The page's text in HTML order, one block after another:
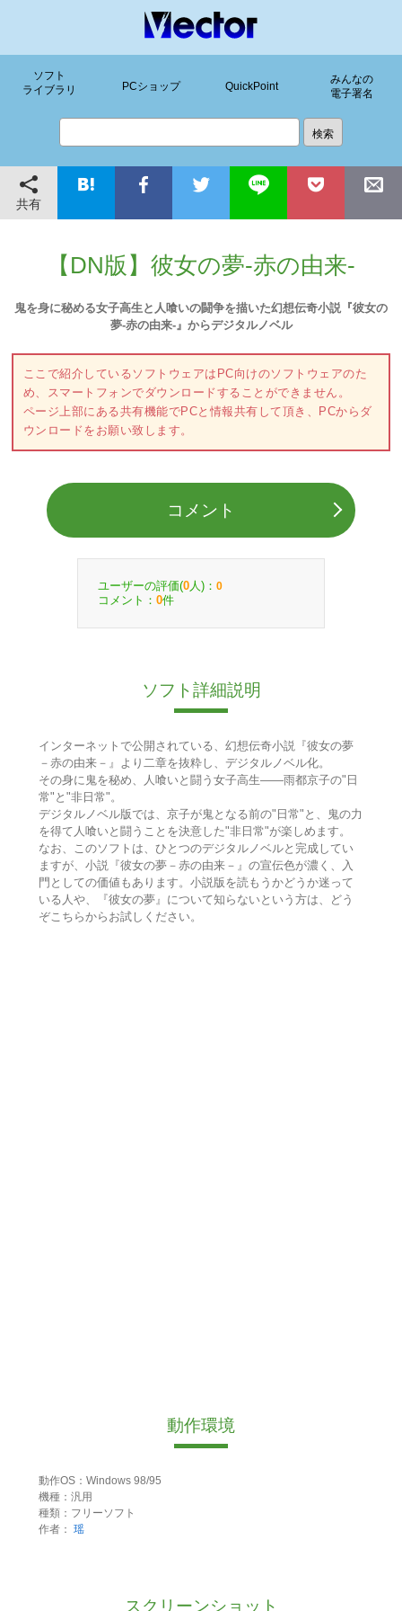
ソフト
ライブラリ
PCショップ QuickPoint
みんなの
電子署名
共有
【DN版】彼女の夢-赤の由来-
鬼を身に秘める女子高生と人喰いの闘争を描いた幻想伝奇小説『彼女の
夢-赤の由来-』からデジタルノベル
ここで紹介しているソフトウェアはPC向けのソフトウェアのた
め、スマートフォンでダウンロードすることができません。
ページ上部にある共有機能でPCと情報共有して頂き、PCからダ
ウンロードをお願い致します。
コメント
ユーザーの評価(0 人)： 0
コメント： 0件
ソフト詳細説明
インターネットで公開されている、幻想伝奇小説『彼女の夢
－赤の由来－』より二章を抜粋し、デジタルノベル化。
その身に鬼を秘め、人喰いと闘う女子高生――雨都京子の"日
常"と"非日常"。
デジタルノベル版では、京子が鬼となる前の"日常"と、鬼の力
を得て人喰いと闘うことを決意した"非日常"が楽しめます。
なお、このソフトは、ひとつのデジタルノベルと完成してい
ますが、小説『彼女の夢－赤の由来－』の宣伝色が濃く、入
門としての価値もあります。小説版を読もうかどうか迷って
いる人や、『彼女の夢』について知らないという方は、どう
ぞこちらからお試しください。
動作環境
動作OS：Windows 98/95
機種：汎用
種類：フリーソフト
作者： 瑶
スクリーンショット